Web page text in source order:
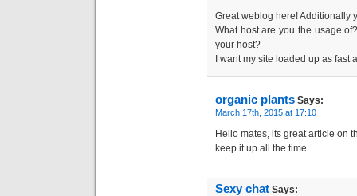
Great weblog here! Additionally
What host are you the usage
your host?
I want my site loaded up as fast
organic plants Says:
March 17th, 2015 at 17:10
Hello mates, its great article on
keep it up all the time.
Sexy chat Says: